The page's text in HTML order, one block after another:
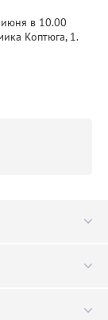
в 10.00
Коптюга, 1.